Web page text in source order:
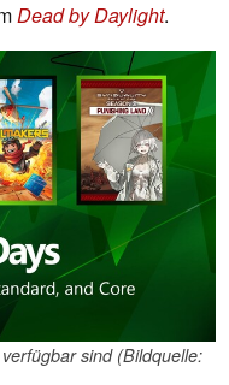
Dead by Daylight.
sind (Bildquelle: